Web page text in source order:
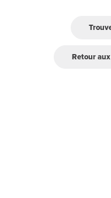
Retour